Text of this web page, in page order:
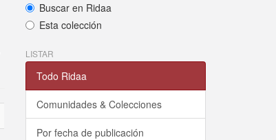
Buscar en Ridaa
Esta colección
LISTAR
Todo Ridaa
Comunidades & Colecciones
Por fecha de publicación